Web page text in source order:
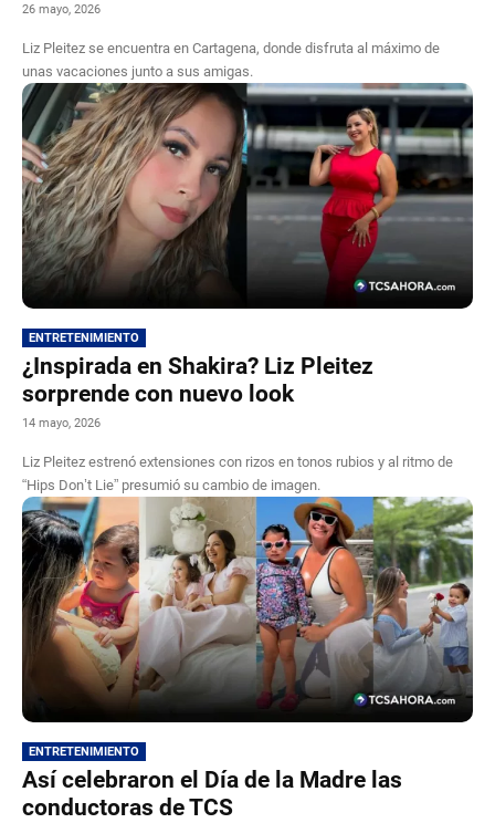
26 mayo, 2026
Liz Pleitez se encuentra en Cartagena, donde disfruta al máximo de
unas vacaciones junto a sus amigas.
ENTRETENIMIENTO
¿Inspirada en Shakira? Liz Pleitez
sorprende con nuevo look
14 mayo, 2026
Liz Pleitez estrenó extensiones con rizos en tonos rubios y al ritmo de
“Hips Don’t Lie” presumió su cambio de imagen.
ENTRETENIMIENTO
Así celebraron el Día de la Madre las
conductoras de TCS